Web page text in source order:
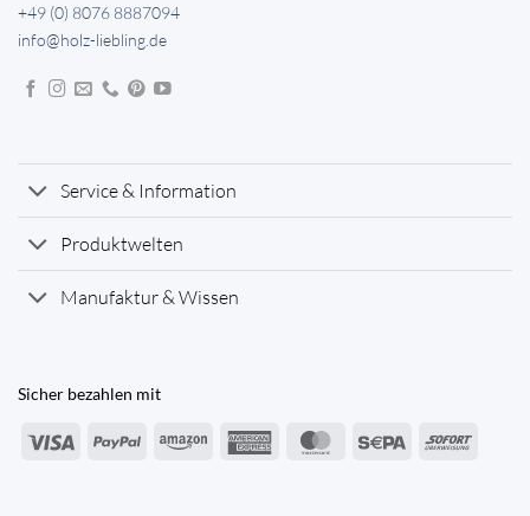
+49 (0) 8076 8887094
info@holz-liebling.de
Service & Information
Produktwelten
Manufaktur & Wissen
Sicher bezahlen mit
Visa PayPal Amazon
American
MasterCardSepa Sofort